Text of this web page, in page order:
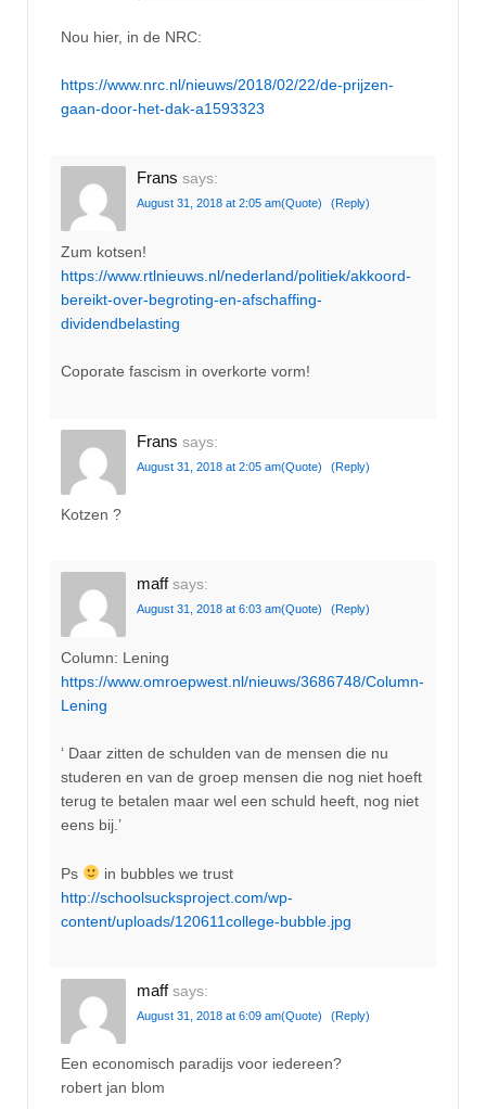
Nou hier, in de NRC:
https://www.nrc.nl/nieuws/2018/02/22/de-prijzen-
gaan-door-het-dak-a1593323
Frans says:
August 31, 2018 at 2:05 am(Quote) (Reply)
Zum kotsen!
https://www.rtlnieuws.nl/nederland/politiek/akkoord-
bereikt-over-begroting-en-afschaffing-
dividendbelasting
Coporate fascism in overkorte vorm!
Frans says:
August 31, 2018 at 2:05 am(Quote) (Reply)
Kotzen ?
maff says:
August 31, 2018 at 6:03 am(Quote) (Reply)
Column: Lening
https://www.omroepwest.nl/nieuws/3686748/Column-
Lening
‘ Daar zitten de schulden van de mensen die nu
studeren en van de groep mensen die nog niet hoeft
terug te betalen maar wel een schuld heeft, nog niet
eens bij.’
Ps
in bubbles we trust
http://schoolsucksproject.com/wp-
content/uploads/120611college-bubble.jpg
maff says:
August 31, 2018 at 6:09 am(Quote) (Reply)
Een economisch paradijs voor iedereen?
robert jan blom